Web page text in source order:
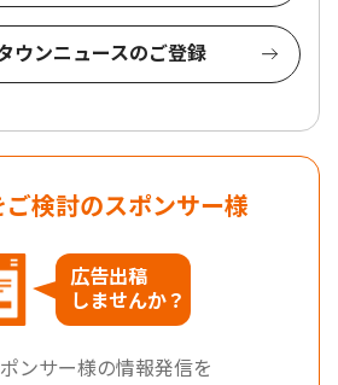
ウンニュースのご登録
ご検討のスポンサー様
広告出稿
しませんか？
ンサー様の情報発信を